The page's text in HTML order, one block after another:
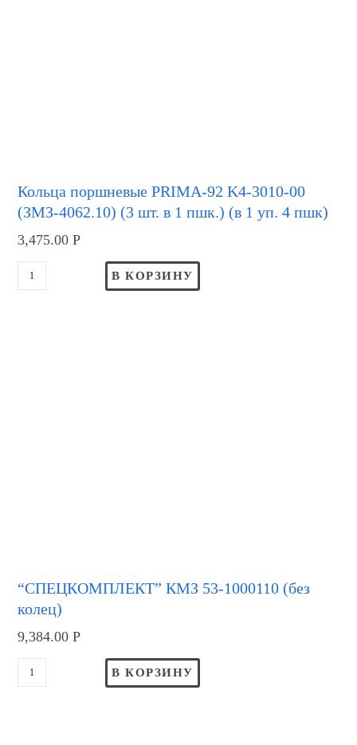
Кольца поршневые PRIMA-92 K4-3010-00
(ЗМЗ-4062.10) (3 шт. в 1 пшк.) (в 1 уп. 4 пшк)
3,475.00Р
В КОРЗИНУ
“СПЕЦКОМПЛЕКТ” КМЗ 53-1000110 (без
колец)
9,384.00Р
В КОРЗИНУ